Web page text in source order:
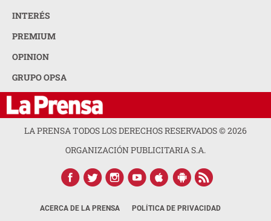
INTERÉS
PREMIUM
OPINION
GRUPO OPSA
LA PRENSA TODOS LOS DERECHOS RESERVADOS ©2026
ORGANIZACIÓN PUBLICITARIA S.A.
ACERCA DE LA PRENSA POLÍTICA DE PRIVACIDAD